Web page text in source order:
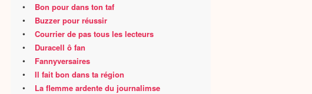
• Bon pour dans ton taf
• Buzzer pour réussir
• Courrier de pas tous les lecteurs
• Duracell ô fan
• Fannyversaires
• Il fait bon dans ta région
• La flemme ardente du journalimse